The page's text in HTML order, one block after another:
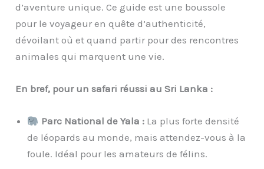
d’aventure unique. Ce guide est une boussole
pour le voyageur en quête d’authenticité,
dévoilant où et quand partir pour des rencontres
animales qui marquent une vie.
En bref, pour un safari réussi au Sri Lanka :
Parc National de Yala :La plus forte densité
de léopards au monde, mais attendez-vous à la
foule. Idéal pour les amateurs de félins.